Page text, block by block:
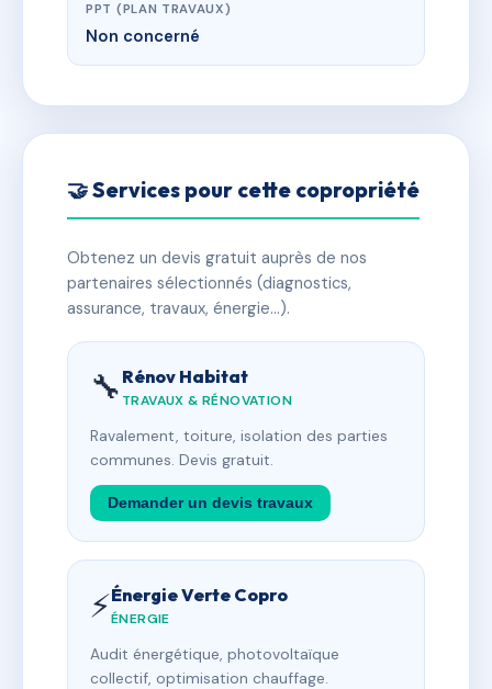
PPT (PLAN TRAVAUX)
Non concerné
🤝 Services pour cette copropriété
Obtenez un devis gratuit auprès de nos
partenaires sélectionnés (diagnostics,
assurance, travaux, énergie…).
🔧 Rénov Habitat
TRAVAUX & RÉNOVATION
Ravalement, toiture, isolation des parties
communes. Devis gratuit.
Demander un devis travaux
⚡Énergie Verte Copro
ÉNERGIE
Audit énergétique, photovoltaïque
collectif, optimisation chauffage.